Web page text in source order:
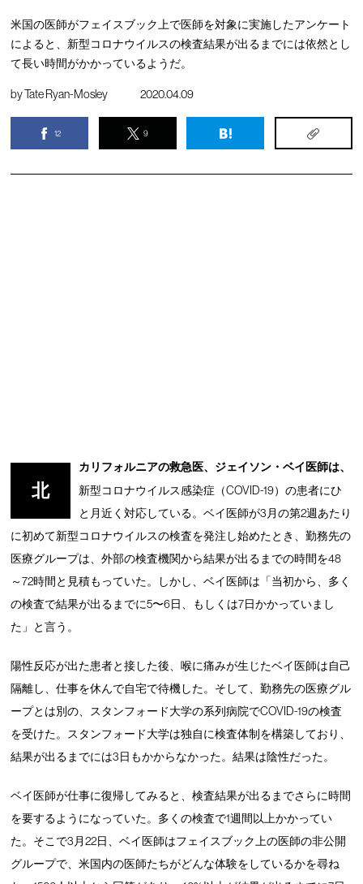
米国の医師がフェイスブック上で医師を対象に実施したアンケート
によると、新型コロナウイルスの検査結果が出るまでには依然とし
て長い時間がかかっているようだ。
byTate Ryan-Mosley 2020.04.09
12 9
北
カリフォルニアの救急医、ジェイソン・ベイ医師は、
新型コロナウイルス感染症（COVID-19）の患者にひ
と月近く対応している。ベイ医師が3月の第2週あたり
に初めて新型コロナウイルスの検査を発注し始めたとき、勤務先の
医療グループは、外部の検査機関から結果が出るまでの時間を48
～72時間と見積もっていた。しかし、ベイ医師は「当初から、多く
の検査で結果が出るまでに5〜6日、もしくは7日かかっていまし
た」と言う。
陽性反応が出た患者と接した後、喉に痛みが生じたベイ医師は自己
隔離し、仕事を休んで自宅で待機した。そして、勤務先の医療グル
ープとは別の、スタンフォード大学の系列病院でCOVID-19の検査
を受けた。スタンフォード大学は独自に検査体制を構築しており、
結果が出るまでには3日もかからなかった。結果は陰性だった。
ベイ医師が仕事に復帰してみると、検査結果が出るまでさらに時間
を要するようになっていた。多くの検査で1週間以上かかってい
た。そこで3月22日、ベイ医師はフェイスブック上の医師の非公開
グループで、米国内の医師たちがどんな体験をしているかを尋ね